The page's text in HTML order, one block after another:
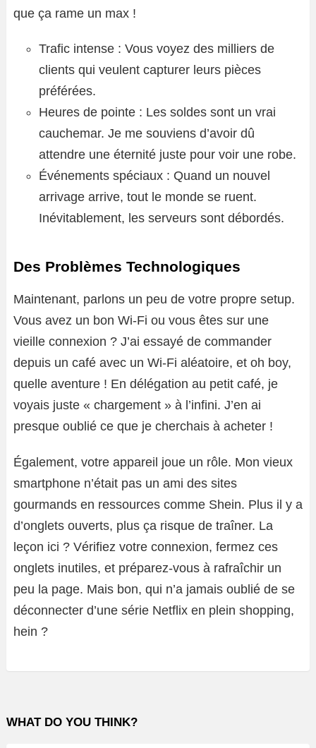
que ça rame un max !
Trafic intense : Vous voyez des milliers de
clients qui veulent capturer leurs pièces
préférées.
Heures de pointe : Les soldes sont un vrai
cauchemar. Je me souviens d’avoir dû
attendre une éternité juste pour voir une robe.
Événements spéciaux : Quand un nouvel
arrivage arrive, tout le monde se ruent.
Inévitablement, les serveurs sont débordés.
Des Problèmes Technologiques
Maintenant, parlons un peu de votre propre setup.
Vous avez un bon Wi-Fi ou vous êtes sur une
vieille connexion ? J’ai essayé de commander
depuis un café avec un Wi-Fi aléatoire, et oh boy,
quelle aventure ! En délégation au petit café, je
voyais juste « chargement » à l’infini. J’en ai
presque oublié ce que je cherchais à acheter !
Également, votre appareil joue un rôle. Mon vieux
smartphone n’était pas un ami des sites
gourmands en ressources comme Shein. Plus il y a
d’onglets ouverts, plus ça risque de traîner. La
leçon ici ? Vérifiez votre connexion, fermez ces
onglets inutiles, et préparez-vous à rafraîchir un
peu la page. Mais bon, qui n’a jamais oublié de se
déconnecter d’une série Netflix en plein shopping,
hein ?
WHAT DO YOU THINK?